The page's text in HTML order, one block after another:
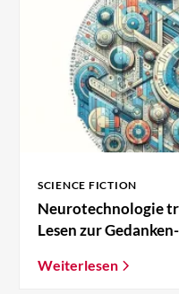
SCIENCE FICTION
Neurotechnologie
Lesen zur
Weiterlesen